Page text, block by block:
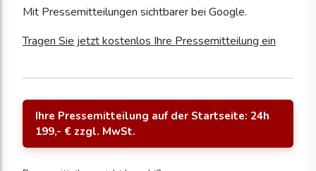
Mit Pressemitteilungen sichtbarer bei Google.
Tragen Sie jetzt kostenlos Ihre Pressemitteilung ein
Ihre Pressemitteilung auf der Startseite: 24h
199,- € zzgl. MwSt.